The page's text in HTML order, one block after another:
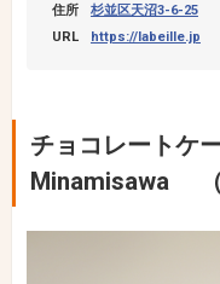
住所
杉並区天沼3-6-25
URL
https://labeille.jp
チョコレートケ
Minamisawa （